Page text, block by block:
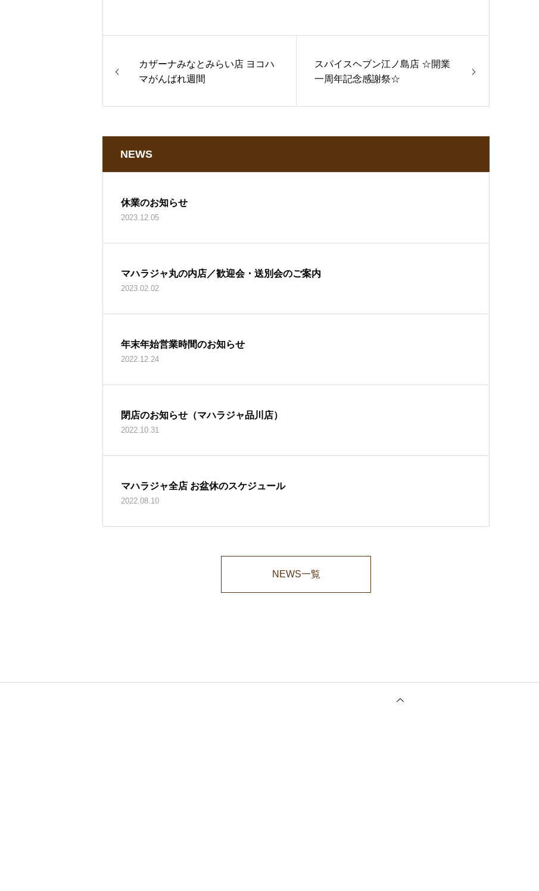
カザーナみなとみらい店 ヨコハ
マがんばれ週間
スパイスヘブン江ノ島店 ☆開業
一周年記念感謝祭☆
NEWS
休業のお知らせ
2023.12.05
マハラジャ丸の内店／歓迎会・送別会のご案内
2023.02.02
年末年始営業時間のお知らせ
2022.12.24
閉店のお知らせ（マハラジャ品川店）
2022.10.31
マハラジャ全店 お盆休のスケジュール
2022.08.10
NEWS一覧